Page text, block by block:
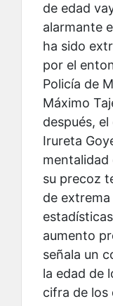
de edad
alarmante
ha sido
por el
Policía de
Máximo
después,
Irureta
mentalidad
su precoz
de
aumento
señala un
la edad de
cifra de los